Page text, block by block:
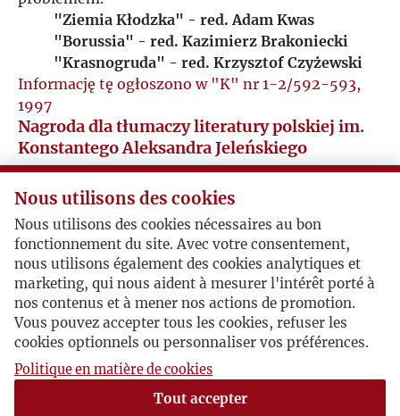
"Ziemia Kłodzka" - red. Adam Kwas
"Borussia" - red. Kazimierz Brakoniecki
"Krasnogruda" - red. Krzysztof Czyżewski
Informację tę ogłoszono w "K" nr 1-2/592-593,
1997
Nagroda dla tłumaczy literatury polskiej im.
Konstantego Aleksandra Jeleńskiego
1990
na język francuski:Teresa Dzieduszycka
Krzysztof Jeżewski
na język serbsko-chorwacki:Peter Vujicic
(zrezygonował z przyjęcia nagrody)
na język rosyjski:Natalia Gorbaniewska
na język angielski:Lilian Vallee
1991
na język czeski:Helena Stachova
na język duński:Janina Katz Hewetson
Jean-Yves Erhel
Nous utilisons des cookies
Nous utilisons des cookies nécessaires au bon
fonctionnement du site. Avec votre consentement,
nous utilisons également des cookies analytiques et
marketing, qui nous aident à mesurer l'intérêt porté à
nos contenus et à mener nos actions de promotion.
Vous pouvez accepter tous les cookies, refuser les
cookies optionnels ou personnaliser vos préférences.
Politique en matière de cookies
Tout accepter